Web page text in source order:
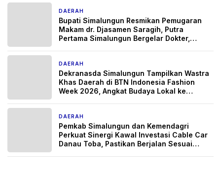
DAERAH
Bupati Simalungun Resmikan Pemugaran
Makam dr. Djasamen Saragih, Putra
Pertama Simalungun Bergelar Dokter,
DAERAH
Dekranasda Simalungun Tampilkan Wastra
Khas Daerah di BTN Indonesia Fashion
Week 2026, Angkat Budaya Lokal ke
DAERAH
Pemkab Simalungun dan Kemendagri
Perkuat Sinergi Kawal Investasi Cable Car
Danau Toba, Pastikan Berjalan Sesuai